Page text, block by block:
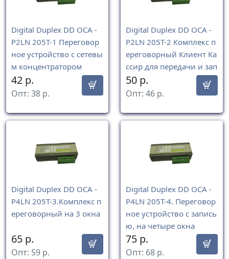
Digital Duplex DD ОСА -
P2LN 205Т-1 Переговор
ное устройство с сетевы
м концентратором
42 р.
Опт: 38 р.
Digital Duplex DD ОСА -
P2LN 205Т-2 Комплекс п
ереговорный Клиент Ка
ссир для передачи и зап
иси разговоров
50 р.
Опт: 46 р.
Digital Duplex DD ОСА -
P4LN 205Т-3.Комплекс п
ереговорный на 3 окна
65 р.
Опт: 59 р.
Digital Duplex DD ОСА -
P4LN 205Т-4. Переговор
ное устройство с запись
ю, на четыре окна
75 р.
Опт: 68 р.